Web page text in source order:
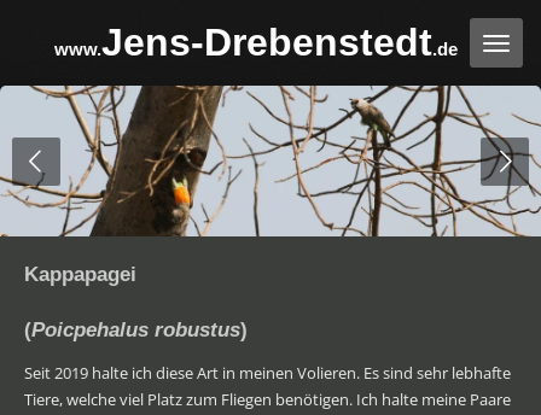
Hauptinhalt
www.Jens-Drebenstedt.de
Kappapagei
(Poicpehalus robustus)
Seit 2019 halte ich diese Art in meinen Volieren. Es sind sehr lebhafte
Tiere, welche viel Platz zum Fliegen benötigen. Ich halte meine Paare